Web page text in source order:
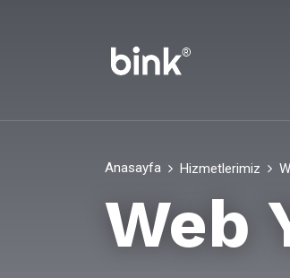
Anasayfa Hizmetlerimiz
Web